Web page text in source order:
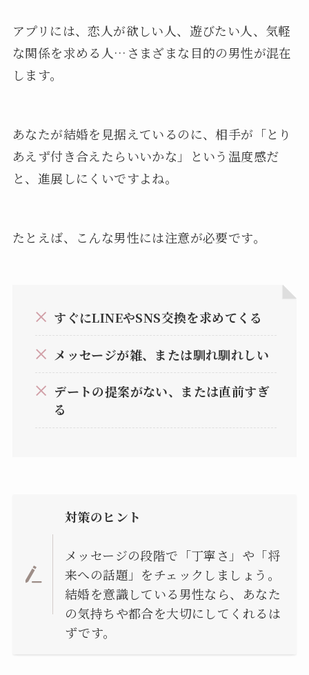
アプリには、恋人が欲しい人、遊びたい人、気軽
な関係を求める人…さまざまな目的の男性が混在
します。
あなたが結婚を見据えているのに、相手が「とり
あえず付き合えたらいいかな」という温度感だ
と、進展しにくいですよね。
たとえば、こんな男性には注意が必要です。
すぐにLINEやSNS交換を求めてくる
メッセージが雑、または馴れ馴れしい
デートの提案がない、または直前すぎ
る
対策のヒント
メッセージの段階で「丁寧さ」や「将
来への話題」をチェックしましょう。
結婚を意識している男性なら、あなた
の気持ちや都合を大切にしてくれるは
ずです。